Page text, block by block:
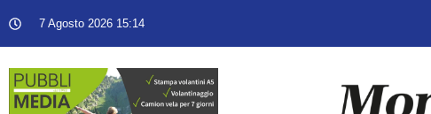
7 Agosto 2026 15:14